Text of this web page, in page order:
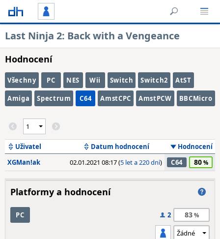
Last Ninja 2: Back with a Vengeance
Hodnocení
Všechny PC NES Wii Switch Switch2 AtST
Amiga Spectrum C64 AmstCPC AmstPCW BBCMicro
Uživatel Datum hodnocení
Hodnocení
XGMan!ak
02.01.2021 08:17 (5 let a 220 dní) C64 80
Platformy a hodnocení
PC 2 83